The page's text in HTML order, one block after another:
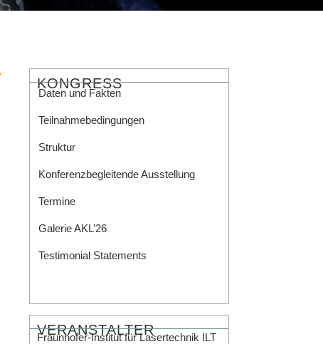
KONGRESS
Daten und Fakten
Teilnahmebedingungen
Struktur
Konferenzbegleitende Ausstellung
Termine
Galerie AKL’26
Testimonial Statements
VERANSTALTER
Fraunhofer-Institut für Lasertechnik ILT